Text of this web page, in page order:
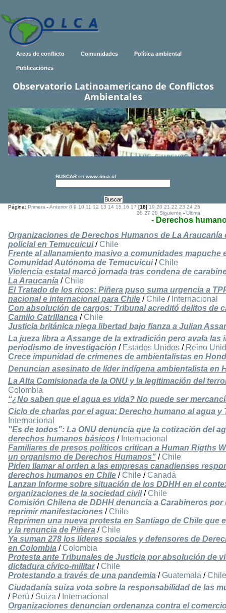
Areas de conflicto Comunidades Política ambiental
Publicaciones
Observatorio Latinoamericano de Conflictos
Ambientales
BUSCAR en www.olca.cl
Página:Primera -Anterior 8 9 10 11 12 13 14 15 16 17 [18]19 20 21 22 23 24 25
26 27 28 Siguiente -Ultima
- Derechos
Organizaciones de Derechos Humanos de La
policial en Temucuicui/ Chile
Frente al allanamiento masivo a comunidades mapuche
Comunidad Autónoma de Temucuicui/ Chile
Violencia estatal marcó jornada tras condena de
La Araucanía / Chile
El Tratado de los ricos: Piñera puso suma urgencia a
nacional e internacional para Chile / Chile / Internacional
Con absolución de cargos: Tribunal acreditó delitos de
Camilo Catrillanca / Chile
Justicia británica niega libertad bajo fianza a Julian
La jueza libra a Assange de la extradición pero avala las
periodismo de investigación / Estados Unidos / Reino
Crece impunidad de crímenes de ambientalistas en
Denuncian asesinato de líder indígena ambientalista en
La Alta Comisionada de la ONU y la legitimación del
Colombia
“¿No saben que el agua es vida? No puede ser
Ciclo de charlas por el agua: Derecho humano al agua
Internacional
"Es de todos": La ONU denuncia que la cotización del
derechos humanos básicos / Internacional
Familiares de presos políticos critican a Human Rigths
un organismo de Derechos Humanos" / Chile
Piden llamar al orden a las empresas canadienses
derechos humanos en Chile / Chile / Canadá
Lanzan Informe sobre situación de los DDHH en el
organizaciones de la sociedad civil/ Chile
Comisión Chilena de DDHH denuncia a Carabineros
reprimir manifestaciones / Chile
Reprimen una nueva protesta en Santiago de Chile que
y la renuncia de Piñera / Chile
Ya suman 278 los líderes sociales y defensores de
en Colombia / Colombia
Protesta ante Tribunales de Justicia por absolución de
dictadura cívico-militar/ Chile
Protestando a través de una pandemia / Guatemala / Chile
Ciudadanía suiza vota sobre la responsabilidad de las
/ Perú / Suiza / Internacional
Organizaciones denuncian ordenanza contra el